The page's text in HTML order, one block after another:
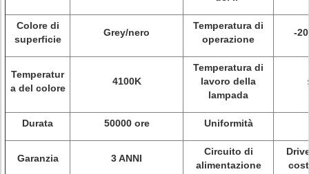
Colore di
superficie
Grey/nero
Temperatura di
operazione
-
Temperatur
a del colore
4100K
Temperatura di
lavoro della
lampada
Durata 50000 ore Uniformità
Garanzia 3 ANNI
Circuito di
alimentazione